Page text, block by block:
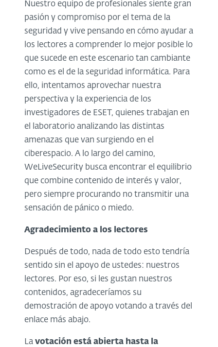
Nuestro equipo de profesionales siente gran
pasión y compromiso por el tema de la
seguridad y vive pensando en cómo ayudar a
los lectores a comprender lo mejor posible lo
que sucede en este escenario tan cambiante
como es el de la seguridad informática. Para
ello, intentamos aprovechar nuestra
perspectiva y la experiencia de los
investigadores de ESET, quienes trabajan en
el laboratorio analizando las distintas
amenazas que van surgiendo en el
ciberespacio. A lo largo del camino,
WeLiveSecurity busca encontrar el equilibrio
que combine contenido de interés y valor,
pero siempre procurando no transmitir una
sensación de pánico o miedo.
Agradecimiento a los lectores
Después de todo, nada de todo esto tendría
sentido sin el apoyo de ustedes: nuestros
lectores. Por eso, si les gustan nuestros
contenidos, agradeceríamos su
demostración de apoyo votando a través del
enlace más abajo.
La votación está abierta hasta la